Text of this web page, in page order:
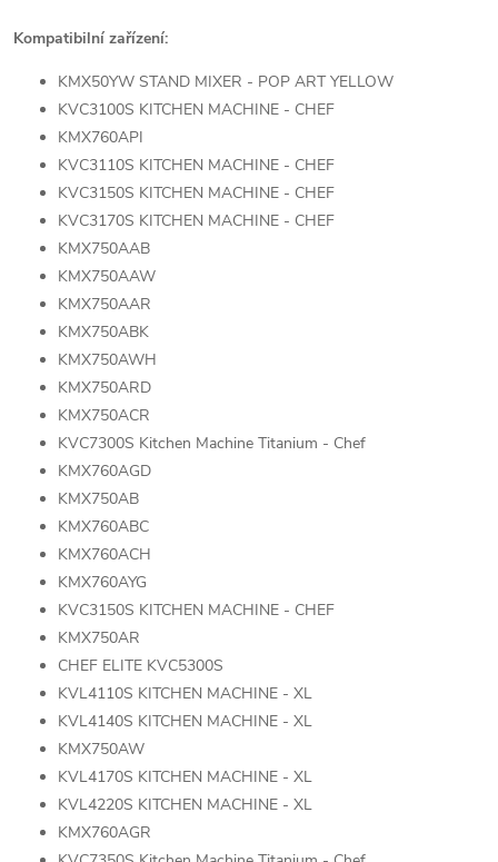
Kompatibilní zařízení:
KMX50YW STAND MIXER - POP ART YELLOW
KVC3100S KITCHEN MACHINE - CHEF
KMX760API
KVC3110S KITCHEN MACHINE - CHEF
KVC3150S KITCHEN MACHINE - CHEF
KVC3170S KITCHEN MACHINE - CHEF
KMX750AAB
KMX750AAW
KMX750AAR
KMX750ABK
KMX750AWH
KMX750ARD
KMX750ACR
KVC7300S Kitchen Machine Titanium - Chef
KMX760AGD
KMX750AB
KMX760ABC
KMX760ACH
KMX760AYG
KVC3150S KITCHEN MACHINE - CHEF
KMX750AR
CHEF ELITE KVC5300S
KVL4110S KITCHEN MACHINE - XL
KVL4140S KITCHEN MACHINE - XL
KMX750AW
KVL4170S KITCHEN MACHINE - XL
KVL4220S KITCHEN MACHINE - XL
KMX760AGR